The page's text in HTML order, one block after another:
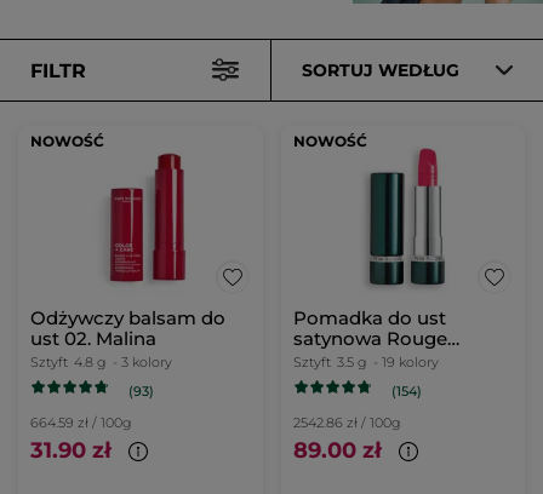
FILTR SORTUJ WEDŁUG
NOWOŚĆ
Odżywczy balsam do
ust 02. Malina
Sztyft 4.8 g - 3 kolory
(93)
664.59 zł / 100g
31.90 zł
NOWOŚĆ
Pomadka do ust
satynowa Rouge
Botanique 210. Rose
Tulipe 3,5 g
Sztyft 3.5 g - 19 kolory
(154)
2542.86 zł / 100g
89.00 zł